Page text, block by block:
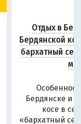
Отдых в
Бердянской
бархатный
Бердянске и
косе в
«бархатный